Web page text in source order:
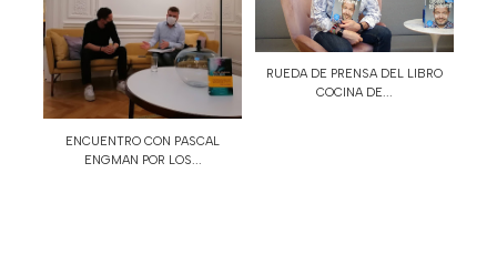
ENCUENTRO CON PASCAL
ENGMAN POR LOS...
RUEDA DE PRENSA DEL LIBRO
COCINA DE...